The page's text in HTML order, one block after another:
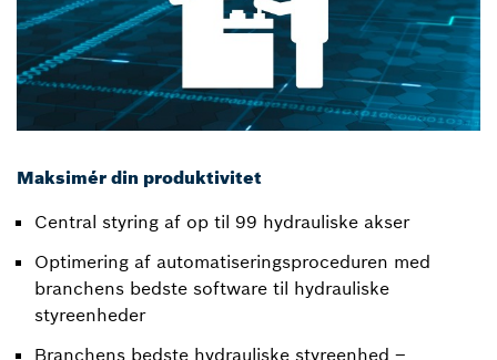
Maksimér din produktivitet
Central styring af op til 99 hydrauliske akser
Optimering af automatiseringsproceduren med
branchens bedste software til hydrauliske
styreenheder
Branchens bedste hydrauliske styreenhed –